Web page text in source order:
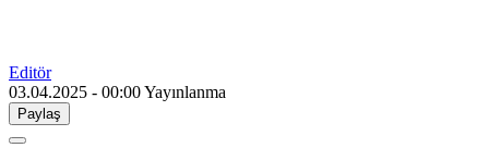
Editör
03.04.2025 - 00:00Yayınlanma
Paylaş